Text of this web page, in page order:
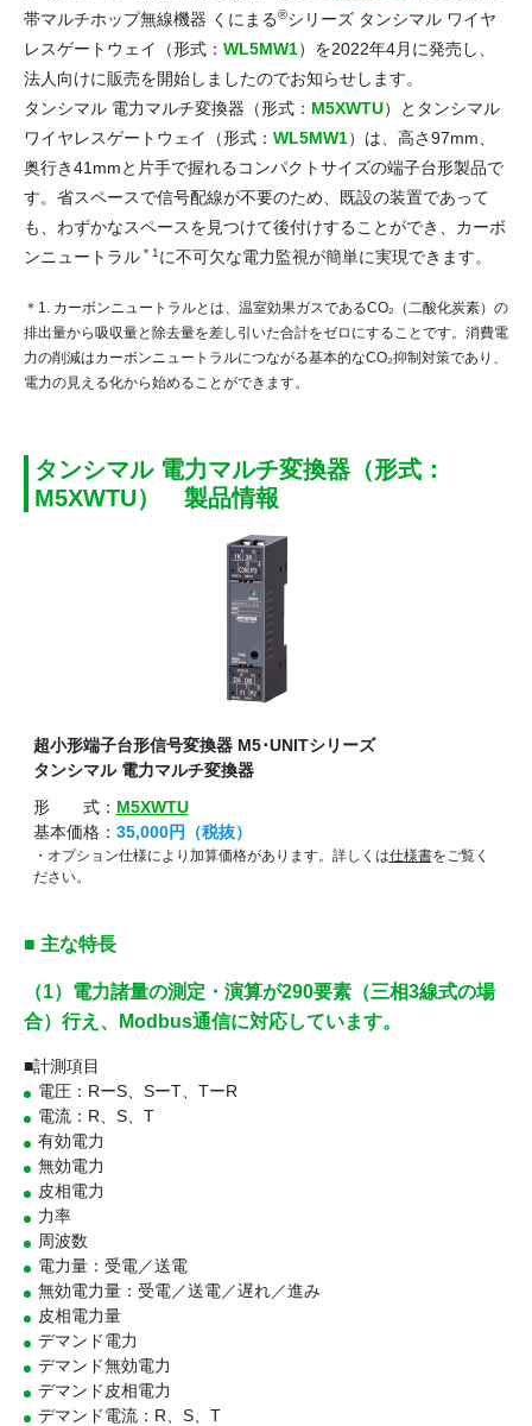
帯マルチホップ無線機器 くにまる®シリーズ タンシマル ワイヤ
レスゲートウェイ（形式： WL5MW1）を2022年4月に発売し、
法人向けに販売を開始しましたのでお知らせします。
タンシマル 電力マルチ変換器（形式： M5XWTU）とタンシマル
ワイヤレスゲートウェイ（形式： WL5MW1）は、高さ97mm、
奥行き41mmと片手で握れるコンパクトサイズの端子台形製品で
す。省スペースで信号配線が不要のため、既設の装置であって
も、わずかなスペースを見つけて後付けすることができ、カーボ
ンニュートラル ＊1 に不可欠な電力監視が簡単に実現できます。
＊1. カーボンニュートラルとは、温室効果ガスであるCO₂（二酸化炭素）の
排出量から吸収量と除去量を差し引いた合計をゼロにすることです。消費電
力の削減はカーボンニュートラルにつながる基本的なCO₂抑制対策であり、
電力の見える化から始めることができます。
タンシマル 電力マルチ変換器（形式：
M5XWTU） 製品情報
超小形端子台形信号変換器 M5･UNITシリーズ
タンシマル 電力マルチ変換器
形 式： M5XWTU
基本価格： 35,000円（税抜）
・オプション仕様により加算価格があります。詳しくは仕様書をご覧く
ださい。
■ 主な特長
（1）電力諸量の測定・演算が290要素（三相3線式の場
合）行え、Modbus通信に対応しています。
■計測項目
電圧：RーS、SーT、TーR
電流：R、S、T
有効電力
無効電力
皮相電力
力率
周波数
電力量：受電／送電
無効電力量：受電／送電／遅れ／進み
皮相電力量
デマンド電力
デマンド無効電力
デマンド皮相電力
デマンド電流：R、S、T